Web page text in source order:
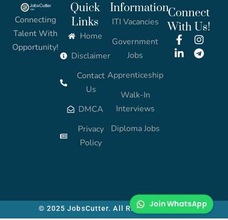
Connecting
Talent With
Opportunity!
Quick
Links
Home
Disclaimer
Contact
Us
DMCA
Privacy
Policy
Information
ITI Vacancies
Government
Jobs
Apprenticeship
Walk-In
Interviews
Diploma Jobs
Connect
With Us!
© 2025 JobsCutter. All Rights Reserved.
Join WhatsApp